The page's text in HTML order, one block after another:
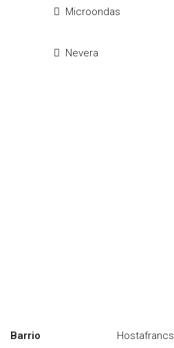
Microondas
Nevera
Barrio Hostafrancs